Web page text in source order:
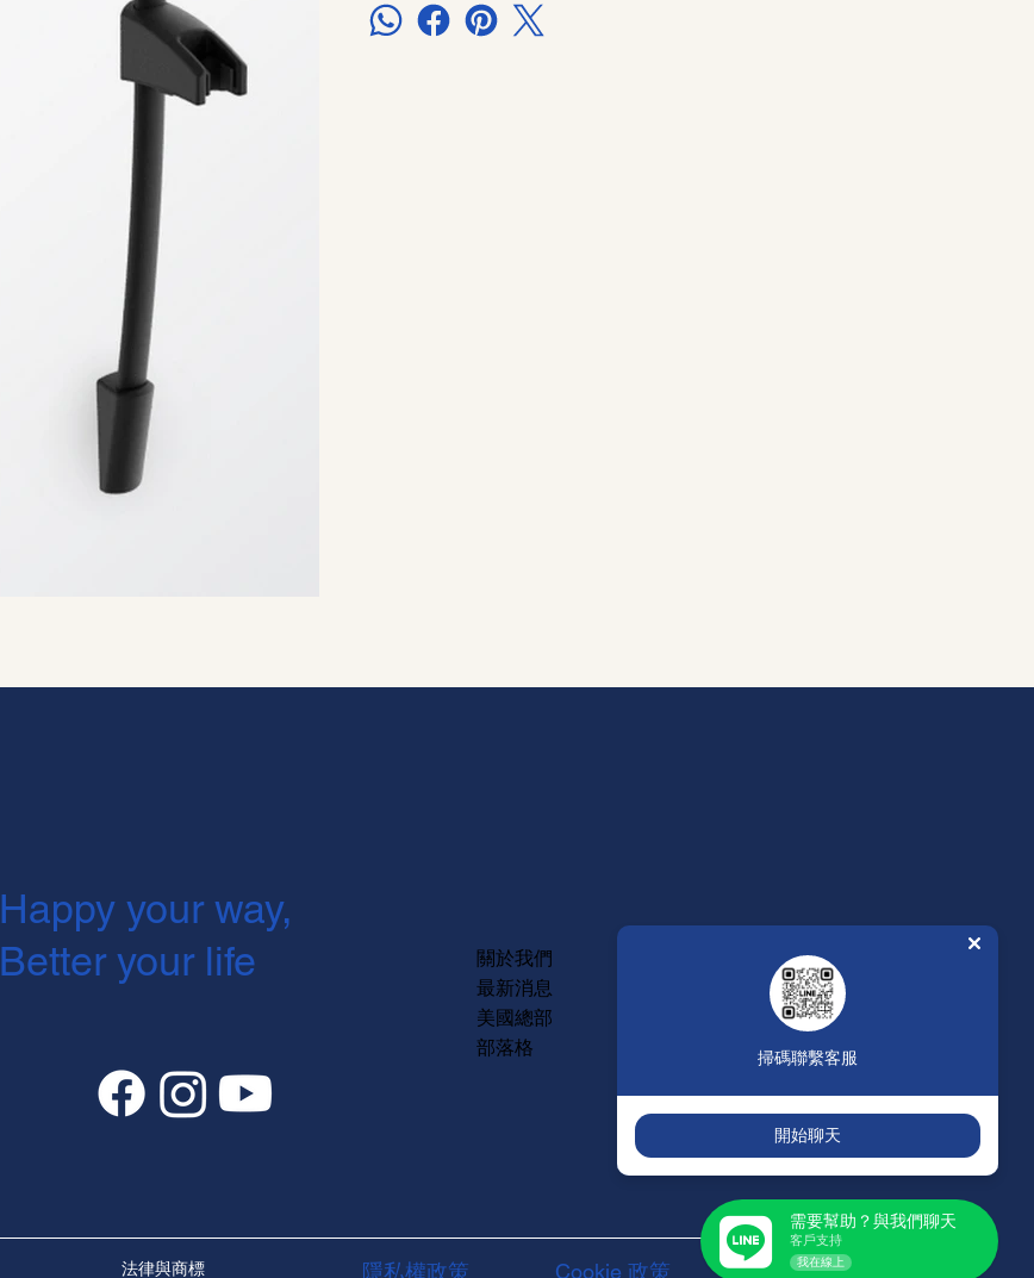
Happy your way,
Better your life
關於我們
最新消息
美國總部
部落格
維修保固
年度型錄
人才招募
法律與商標 隱私權政策 Cookie 政策 服務聲明條款
掃碼聯繫客服
開始聊天
需要幫助？與我們聊天
客戶支持
我在線上